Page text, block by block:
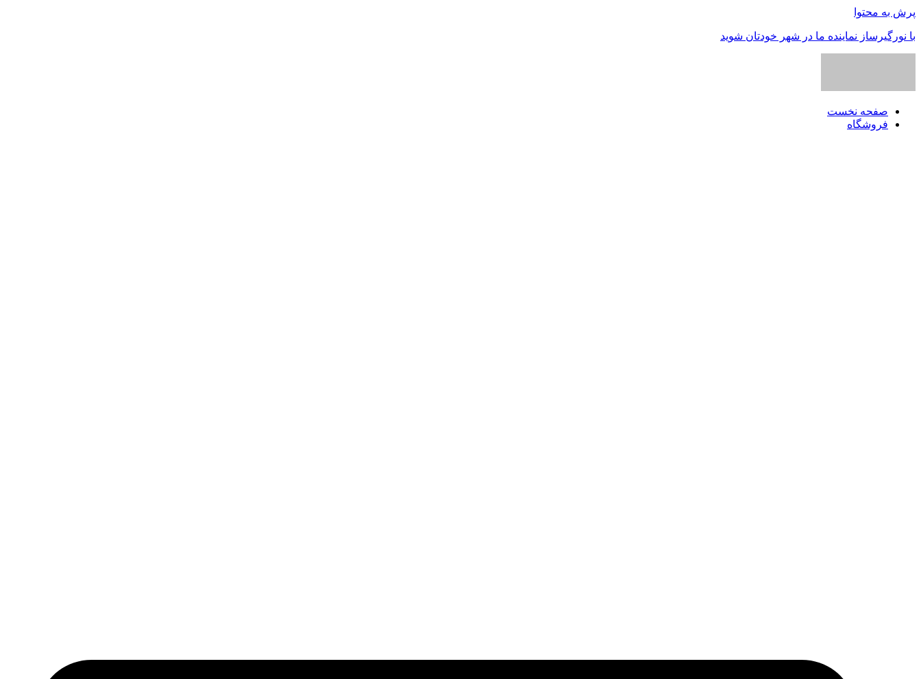
پرش به محتوا
با نورگیرساز نماینده ما در شهر خودتان شوید
صفحه نخست
فروشگاه